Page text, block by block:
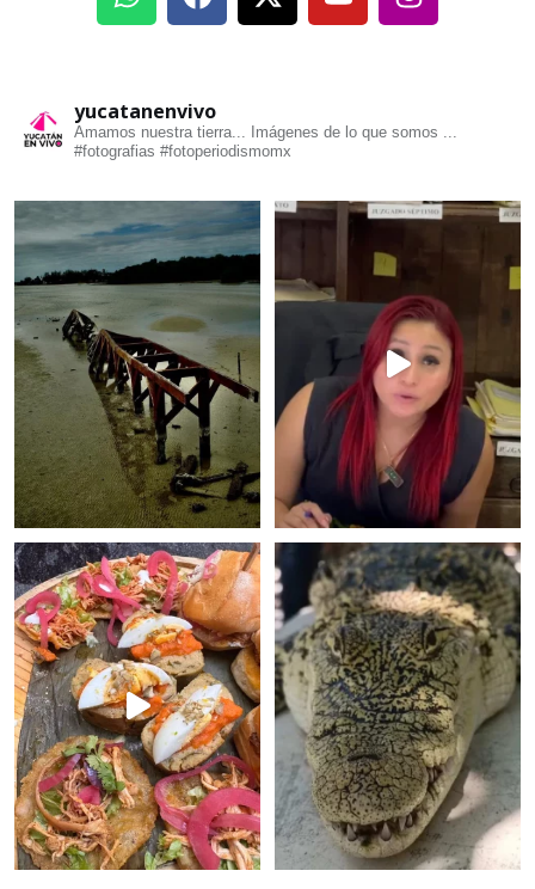
yucatanenvivo
Amamos nuestra tierra... Imágenes de lo que somos ...
#fotografias #fotoperiodismomx